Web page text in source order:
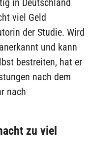
in Deutschland
viel Geld
der Studie. Wird
und kann
bestreiten, hat er
nach dem
nach
zu viel